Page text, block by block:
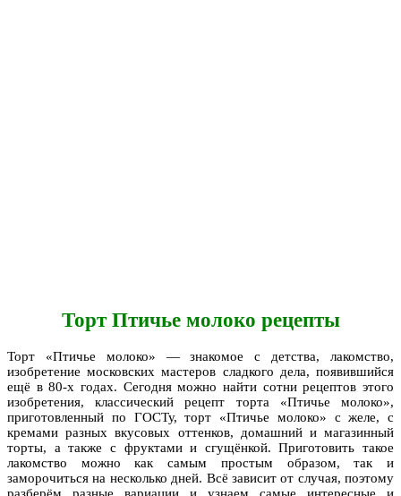
Торт Птичье молоко рецепты
Торт «Птичье молоко» — знакомое с детства, лакомство,
изобретение московских мастеров сладкого дела, появившийся
ещё в 80-х годах. Сегодня можно найти сотни рецептов этого
изобретения, классический рецепт торта «Птичье молоко»,
приготовленный по ГОСТу, торт «Птичье молоко» с желе, с
кремами разных вкусовых оттенков, домашний и магазинный
торты, а также с фруктами и сгущёнкой. Приготовить такое
лакомство можно как самым простым образом, так и
заморочиться на несколько дней. Всё зависит от случая, поэтому
разберём разные вариации и узнаем самые интересные и